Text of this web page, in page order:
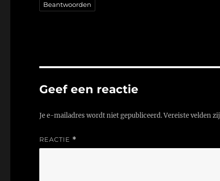
Beantwoorden
Geef een reactie
Je e-mailadres wordt niet gepubliceerd.Vereiste velden
REACTIE *